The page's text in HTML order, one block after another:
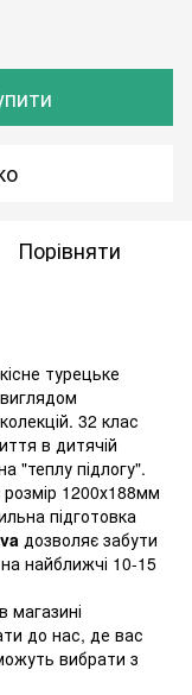
Порівняти
турецьке
32 клас
в дитячій
"теплу підлогу".
1200х188мм
підготовка
дозволяє забути
найближчі 10-15
магазині
до нас, де вас
вибрати з